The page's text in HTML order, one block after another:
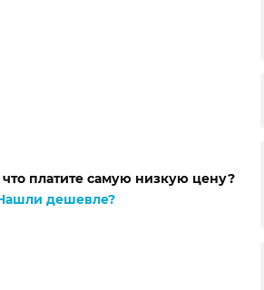
платите самую низкую цену?
дешевле?